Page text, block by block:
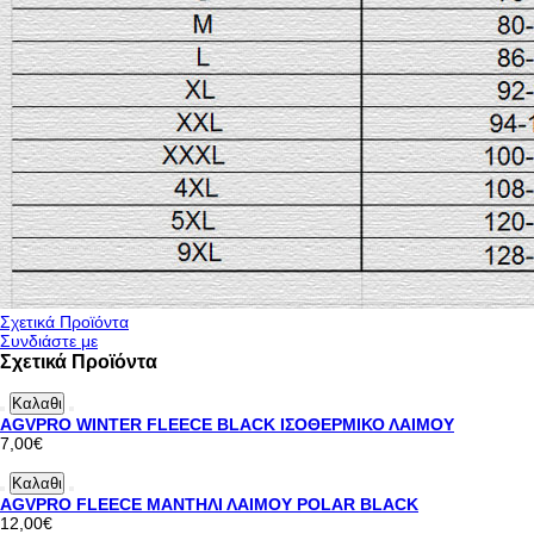
Σχετικά Προϊόντα
Συνδιάστε με
Σχετικά Προϊόντα
Καλαθι
AGVPRO WINTER FLEECE BLACK ΙΣΟΘΕΡΜΙΚΟ ΛΑΙΜΟΥ
7,00€
Καλαθι
AGVPRO FLEECE ΜΑΝΤΗΛΙ ΛΑΙΜΟΥ POLAR BLACK
12,00€